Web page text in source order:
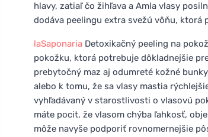
hlavy, zatiaľ čo žihľava a Amla vlasy
dodáva peelingu extra svežú vôňu, ktorá
laSaponaria Detoxikačný peeling na
pokožku, ktorá potrebuje dôkladnejšie
prebytočný maz aj odumreté kožné
alebo k tomu, že sa vlasy mastia
vyhľadávaný v starostlivosti o vlasovú
máte pocit, že vlasom chýba ľahkosť,
môže navyše podporiť rovnomernejšie